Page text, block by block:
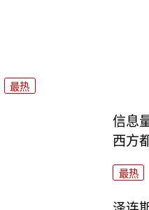
最热
信息
西方
最热